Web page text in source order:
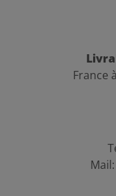
France
Mail: